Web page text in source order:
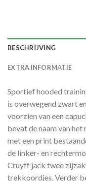
BESCHRIJVING
EXTRA INFORMATIE
Sportief hooded
is overwegend zwart
voorzien van een
bevat de naam van
met een print
de linker- en
Cruyff jack twee
trekkoordjes. Verder